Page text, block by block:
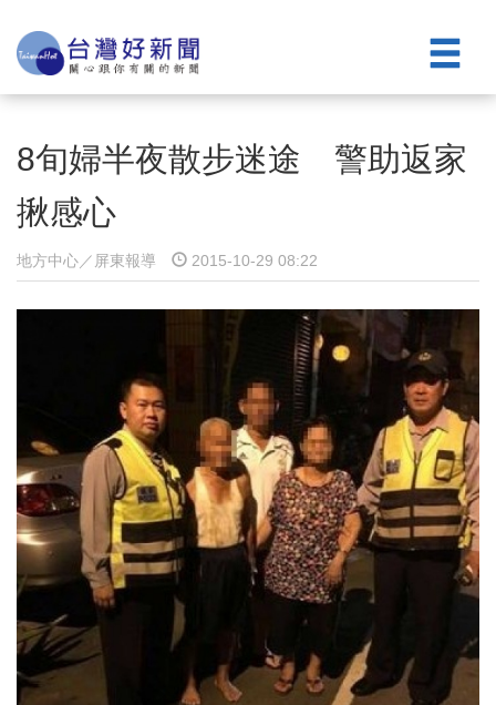
8旬婦半夜散步迷途 警助返家
揪感心
地方中心／屏東報導 2015-10-29 08:22